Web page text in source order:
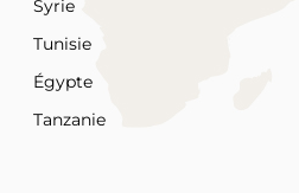
Syrie
Tunisie
Égypte
Tanzanie